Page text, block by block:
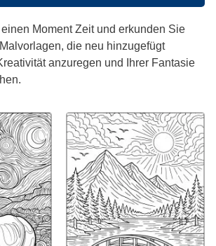
Moment Zeit und erkunden Sie
die neu hinzugefügt
anzuregen und Ihrer Fantasie